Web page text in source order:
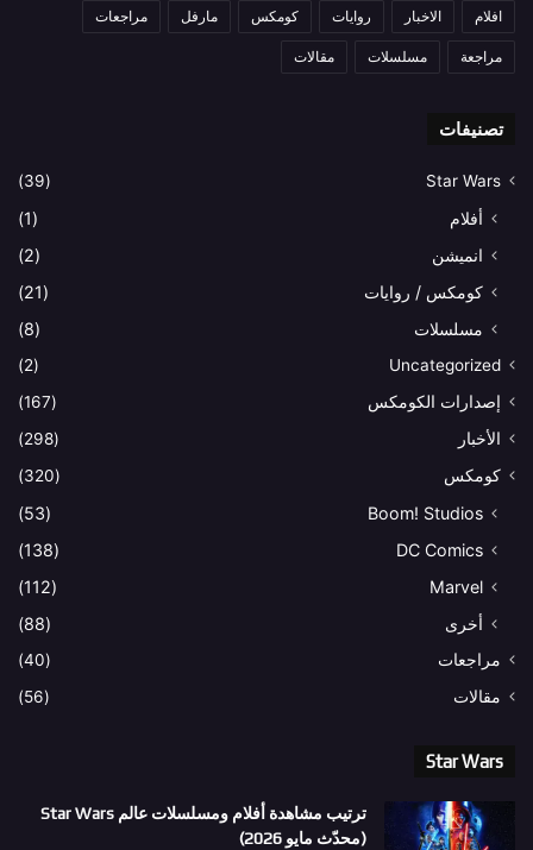
افلام الاخبار روايات كومكس مارفل مراجعات
مراجعة مسلسلات مقالات
تصنيفات
Star Wars
(39)
أفلام
(1)
انميشن
(2)
كومكس / روايات
(21)
مسلسلات
(8)
Uncategorized
(2)
إصدارات الكومكس
(167)
الأخبار
(298)
كومكس
(320)
Boom! Studios
(53)
DC Comics
(138)
Marvel
(112)
أخرى
(88)
مراجعات
(40)
مقالات
(56)
Star Wars
ترتيب مشاهدة أفلام ومسلسلات عالم Star Wars
(محدّث مايو 2026)